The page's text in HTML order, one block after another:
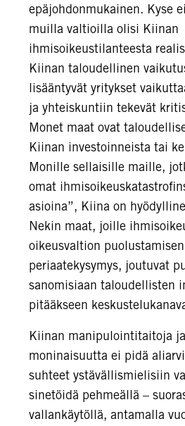
epäjohdonmukainen. Kyse
muilla valtioilla olisi Kiinan
ihmisoikeustilanteesta
Kiinan taloudellinen
lisääntyvät yritykset
ja yhteiskuntiin tekevät
Monet maat ovat
Kiinan investoinneista tai
Monille sellaisille maille,
omat
asioina”, Kiina on
Nekin maat, joille
oikeusvaltion
periaatekysymys, joutuvat
sanomisiaan taloudellisten
pitääkseen
Kiinan manipulointitaitoja
moninaisuutta ei pidä
suhteet ystävällismielisiin
sinetöidä pehmeällä –
vallankäytöllä, antamalla